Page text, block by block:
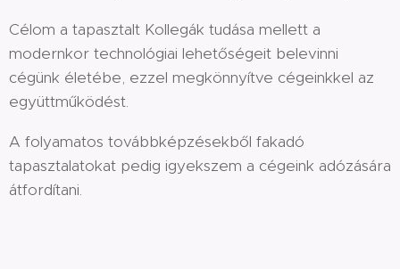
Célom a tapasztalt Kollegák tudása mellett a
modernkor technológiai lehetőségeit belevinni
cégünk életébe, ezzel megkönnyítve cégeinkkel az
együttműködést.
A folyamatos továbbképzésekből fakadó
tapasztalatokat pedig igyekszem a cégeink adózására
átfordítani.